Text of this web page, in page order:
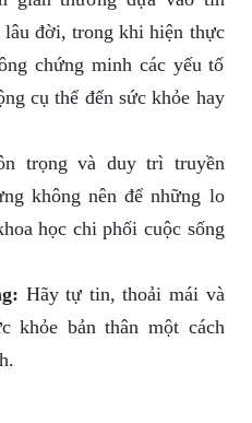
lâu đời, trong khi hiện thực
chứng minh các yếu tố
cụ thể đến sức khỏe hay
trọng và duy trì truyền
không nên để những lo
học chi phối cuộc sống
Hãy tự tin, thoải mái và
khỏe bản thân một cách